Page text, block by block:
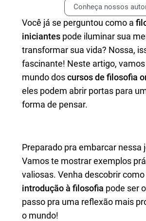
Conheça nossos
Você já se perguntou como a
iniciantes pode iluminar sua
transformar sua vida? Nossa,
fascinante! Neste artigo,
mundo doscursos de filosofia
eles podem abrir portas para
forma de pensar.
Preparado pra embarcar nessa
Vamos te mostrar exemplos
valiosas. Venha descobrir
introdução à filosofia pode ser
passo pra uma reflexão mais
o mundo!